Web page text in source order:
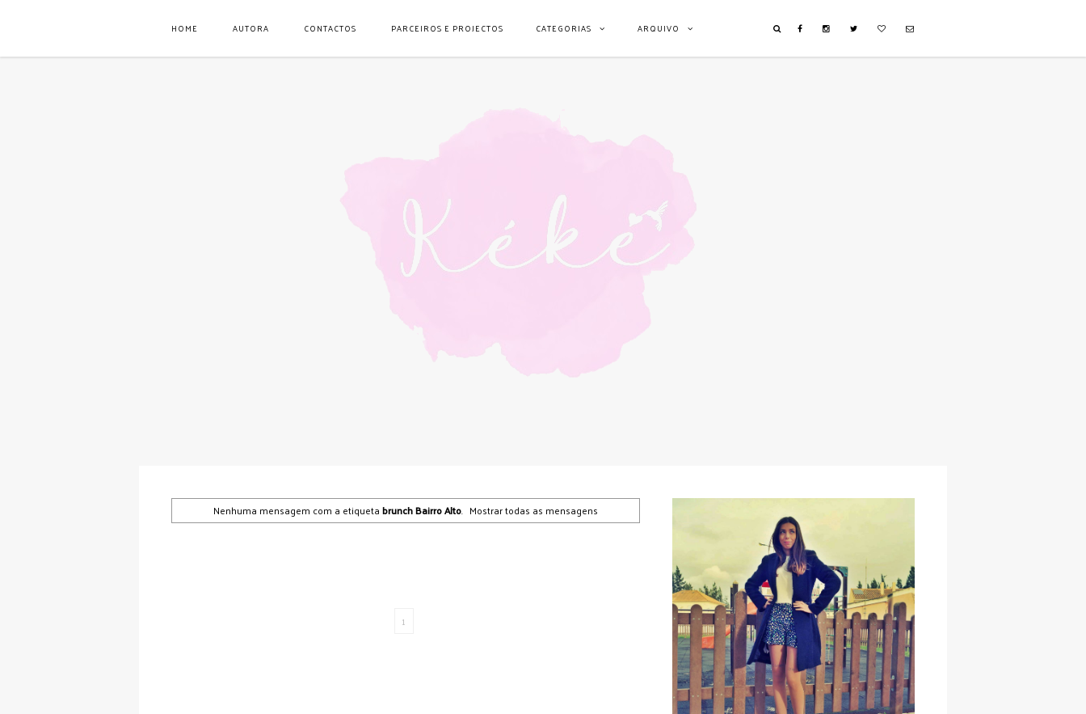
HOME AUTORA CONTACTOS PARCEIROS E PROJECTOS CATEGORIAS ARQUIVO
Nenhuma mensagem com a etiquetabrunch Bairro Alto. Mostrar todas as mensagens
1